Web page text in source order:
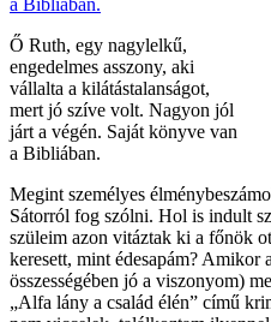
Ő Ruth, egy nagylelkű,
engedelmes asszony, aki
vállalta a kilátástalanságot,
mert jó szíve volt. Nagyon jól
járt a végén. Saját könyve van
a Bibliában.
Megint személyes
Sátorról fog szólni. Hol is indult
szüleim azon vitáztak ki a főnök
keresett, mint édesapám? Amikor
összességében jó a viszonyom)
„Alfa lány a család élén” című